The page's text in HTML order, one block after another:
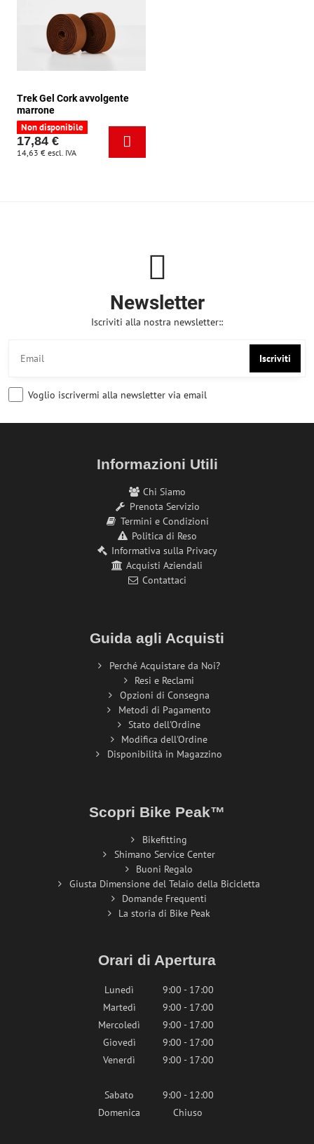
Trek Gel Cork avvolgente
marrone
Non disponibile
17,84 €
14,63 € escl. IVA
Newsletter
Iscriviti alla nostra newsletter::
Iscriviti
Voglio iscrivermi alla newsletter via email
Informazioni Utili
Chi Siamo
Prenota Servizio
Termini e Condizioni
Politica di Reso
Informativa sulla Privacy
Acquisti Aziendali
Contattaci
Guida agli Acquisti
Perché Acquistare da Noi?
Resi e Reclami
Opzioni di Consegna
Metodi di Pagamento
Stato dell'Ordine
Modifica dell'Ordine
Disponibilità in Magazzino
Scopri Bike Peak™
Bikefitting
Shimano Service Center
Buoni Regalo
Giusta Dimensione del Telaio della Bicicletta
Domande Frequenti
La storia di Bike Peak
Orari di Apertura
Lunedì
9:00 - 17:00
Martedì
9:00 - 17:00
Mercoledì
9:00 - 17:00
Giovedì
9:00 - 17:00
Venerdì
9:00 - 17:00
Sabato
9:00 - 12:00
Domenica
Chiuso